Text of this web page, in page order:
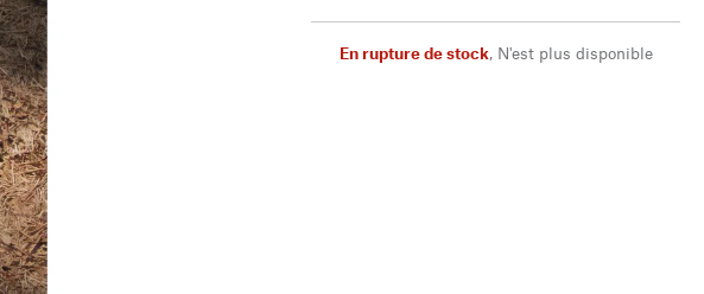
En rupture de stock, N'est plus disponible